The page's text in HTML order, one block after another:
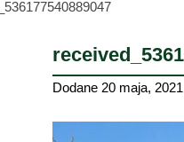
Dodane 20 maja, 2021